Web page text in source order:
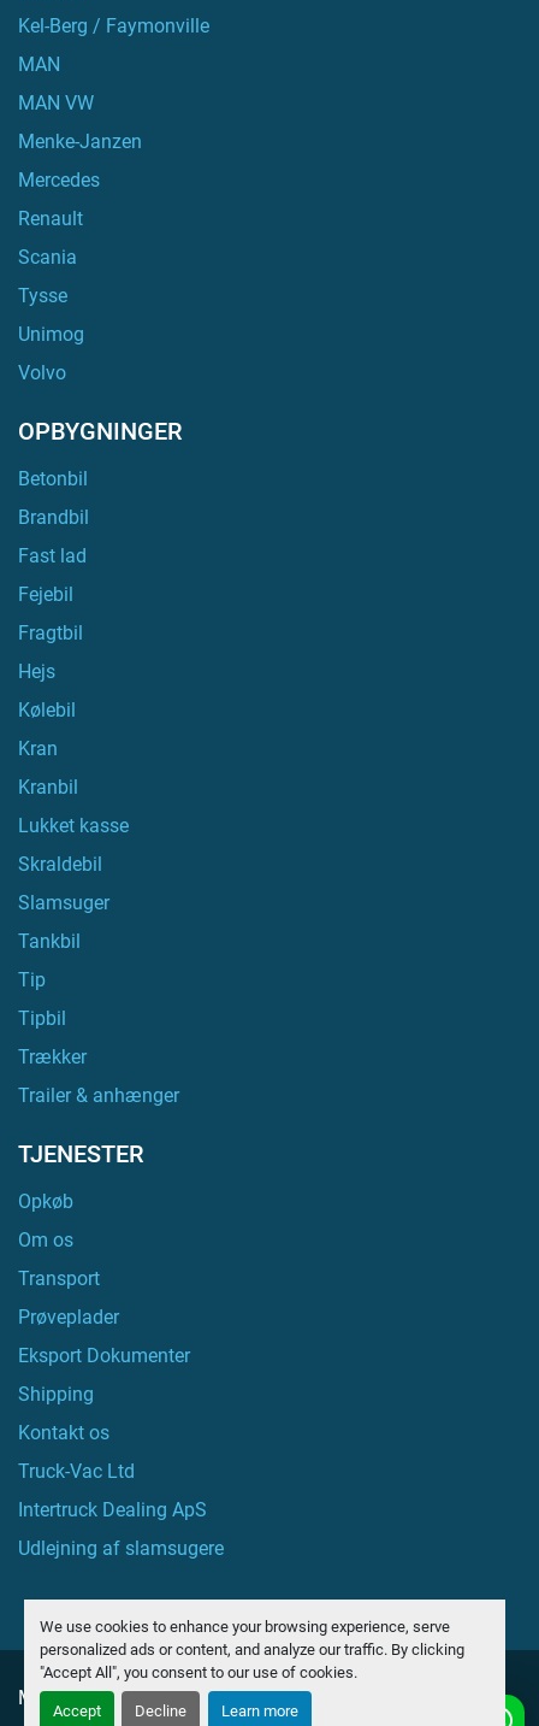
We use cookies to enhance your browsing experience, serve
personalized ads or content, and analyze our traffic. By clicking
"Accept All", you consent to our use of cookies.
Accept Decline Learn more
Kel-Berg / Faymonville
MAN
MAN VW
Menke-Janzen
Mercedes
Renault
Scania
Tysse
Unimog
Volvo
OPBYGNINGER
Betonbil
Brandbil
Fast lad
Fejebil
Fragtbil
Hejs
Kølebil
Kran
Kranbil
Lukket kasse
Skraldebil
Slamsuger
Tankbil
Tip
Tipbil
Trækker
Trailer & anhænger
TJENESTER
Opkøb
Om os
Transport
Prøveplader
Eksport Dokumenter
Shipping
Kontakt os
Truck-Vac Ltd
Intertruck Dealing ApS
Udlejning af slamsugere
Manage Cookies